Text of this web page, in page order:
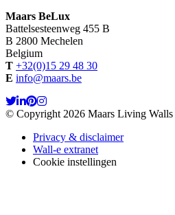
Maars BeLux
Battelsesteenweg 455 B
B 2800 Mechelen
Belgium
T +32(0)15 29 48 30
E info@maars.be
© Copyright 2026 Maars Living Walls
Privacy & disclaimer
Wall-e extranet
Cookie instellingen